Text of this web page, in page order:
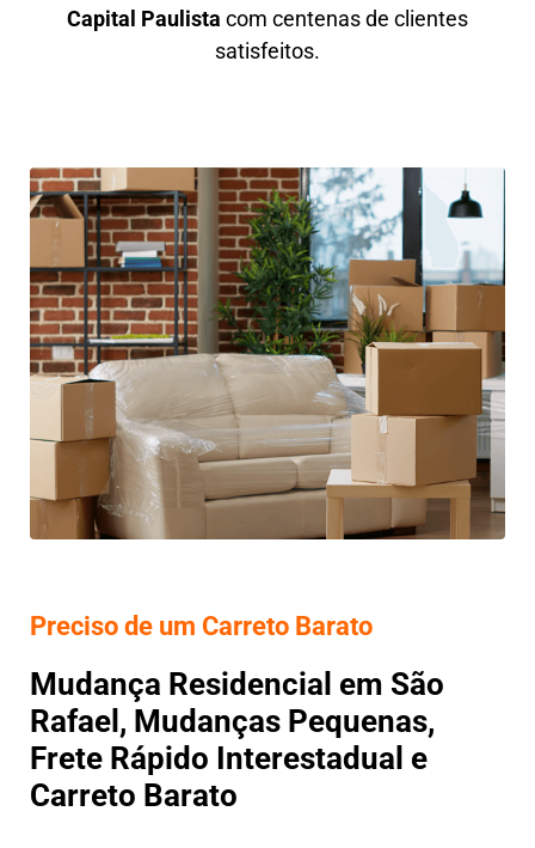
Capital Paulista com centenas de clientes
satisfeitos.
Preciso de um Carreto Barato
Mudança Residencial em São
Rafael, Mudanças Pequenas,
Frete Rápido Interestadual e
Carreto Barato